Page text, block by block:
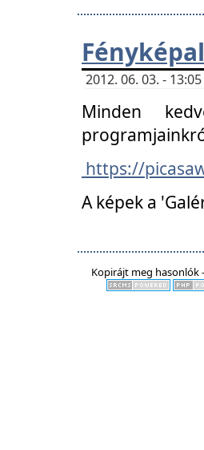
2012. 06. 03. -
Minden
https://
A képek a
Kopirájt meg hasonlók